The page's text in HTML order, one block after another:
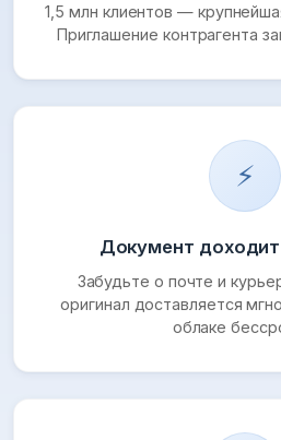
1,5 млн клиентов —
Приглашение контрагента
⚡
Документ доходит
Забудьте о почте и
оригинал доставляется
облаке